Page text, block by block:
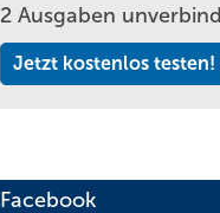
2 Ausgaben
Jetzt kostenlos testen!
Facebook